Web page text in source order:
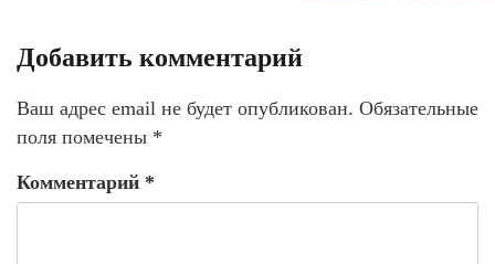
Добавить комментарий
Ваш адрес email не будет опубликован. Обязательные
поля помечены *
Комментарий *